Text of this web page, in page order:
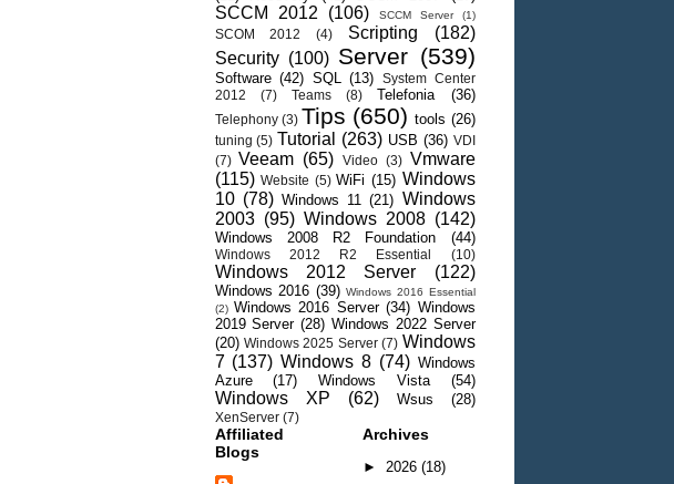
SCCM 2012 (106) SCCM Server (1)
SCOM 2012 (4) Scripting
(182)
Security (100) Server (539)
Software (42) SQL (13)
System Center
2012
(7) Teams (8) Telefonia (36)
Telephony (3) Tips (650) tools (26)
tuning (5) Tutorial (263) USB (36) VDI
(7) Veeam (65) Video (3) Vmware
(115) Website (5) WiFi (15) Windows
10 (78) Windows 11 (21) Windows
2003 (95) Windows 2008 (142)
Windows 2008 R2 Foundation (44)
Windows 2012 R2 Essential (10)
Windows 2012 Server (122)
Windows 2016 (39) Windows 2016 Essential
(2) Windows 2016 Server (34) Windows
2019 Server (28) Windows 2022 Server
(20) Windows 2025 Server (7) Windows
7 (137) Windows 8 (74) Windows
Azure
(17) Windows Vista (54)
Windows XP (62) Wsus (28)
XenServer (7)
Affiliated
Blogs
Archives
► 2026 (18)